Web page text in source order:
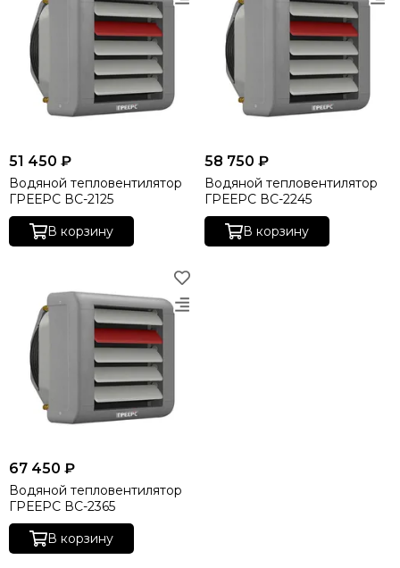
51 450 ₽
Водяной тепловентилятор
ГРЕЕРС ВС-2125
В корзину
58 750 ₽
Водяной тепловентилятор
ГРЕЕРС ВС-2245
В корзину
67 450 ₽
Водяной тепловентилятор
ГРЕЕРС ВС-2365
В корзину